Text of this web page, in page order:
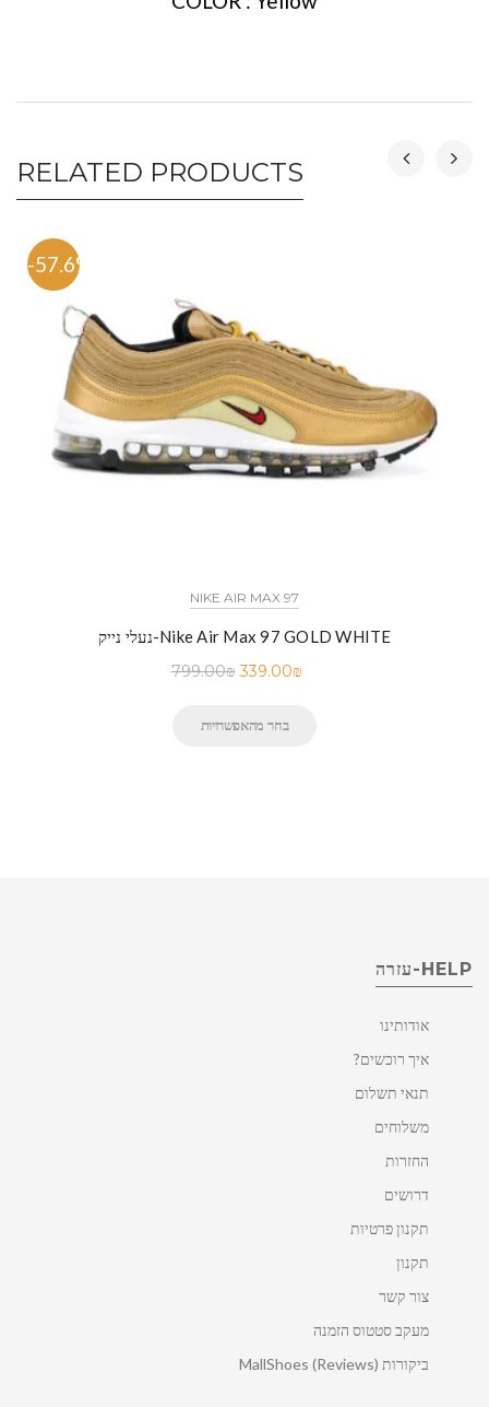
RELATED PRODUCTS
-57.6%
NIKE AIR MAX 97
נעלי נייק-Nike Air Max 97 GOLD WHITE
799.00₪ 339.00₪
בחר מהאפשרויות
HELP-עזרה
אודותינו
איך רוכשים?
תנאי תשלום
משלוחים
החזרות
דרושים
תקנון פרטיות
תקנון
צור קשר
מעקב סטטוס הזמנה
ביקורות MallShoes (Reviews)